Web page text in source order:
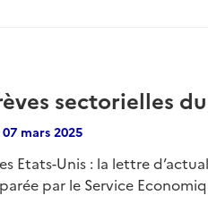
sectorielles
07 mars 2025
Etats-Unis : la lettre
par le Service